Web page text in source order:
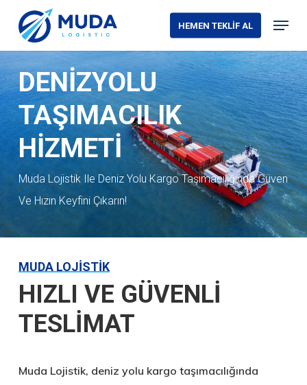
main
content
HEMEN TEKLİF AL Menu
DENİZYOLU
TAŞIMACILIK
HİZMETİ
Muda Lojistik Ile Deniz Yolu Kargo Taşımacılığında Güven
Ve Hızın Keyfini Çıkarın!
MUDA LOJİSTİK
HIZLI VE GÜVENLİ
TESLİMAT
Muda Lojistik, deniz yolu kargo taşımacılığında
Menu